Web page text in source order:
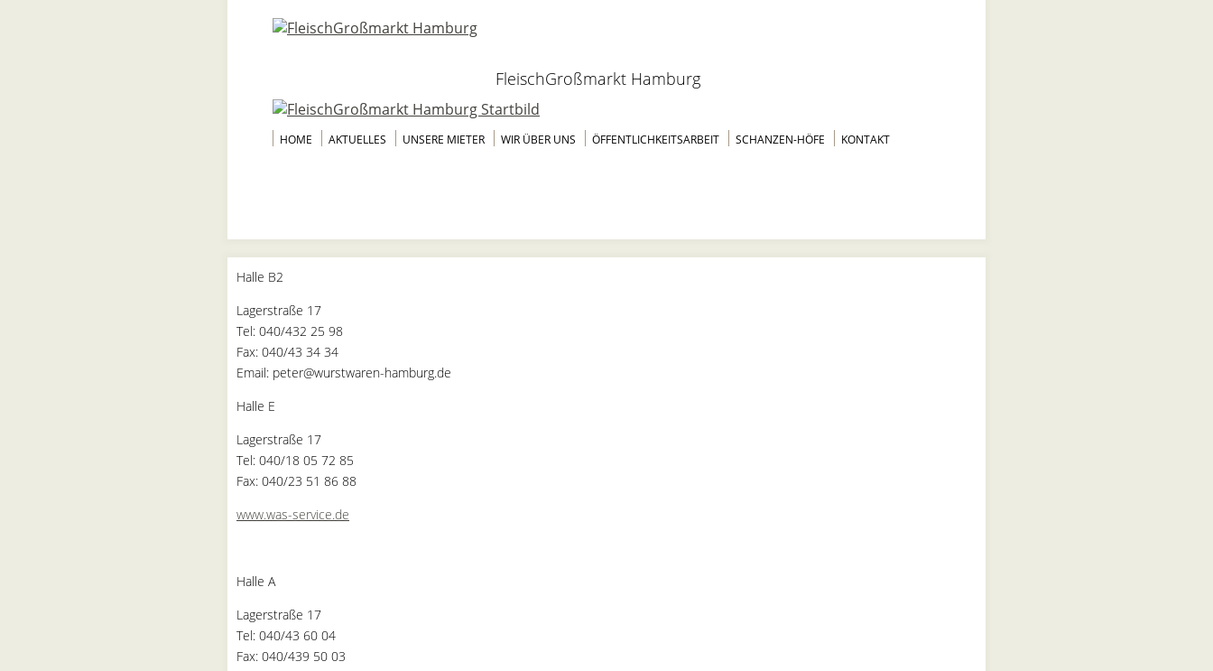
FleischGroßmarkt Hamburg
HOME AKTUELLES UNSERE MIETER WIR ÜBER UNS ÖFFENTLICHKEITSARBEIT SCHANZEN-HÖFE KONTAKT
Halle B2
Lagerstraße 17
Tel: 040/432 25 98
Fax: 040/43 34 34
Email: peter@wurstwaren-hamburg.de
Halle E
Lagerstraße 17
Tel: 040/18 05 72 85
Fax: 040/23 51 86 88
www.was-service.de
Halle A
Lagerstraße 17
Tel: 040/43 60 04
Fax: 040/439 50 03